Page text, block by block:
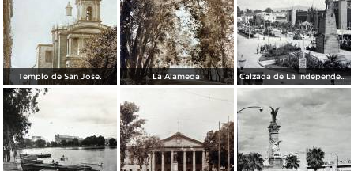
Templo de San Jose. La Alameda. Calzada de La Independencia y Mto. a Juarez Guadalajara, Jalisco. ( Circulada el 5 de Septiembre de 1929 ).